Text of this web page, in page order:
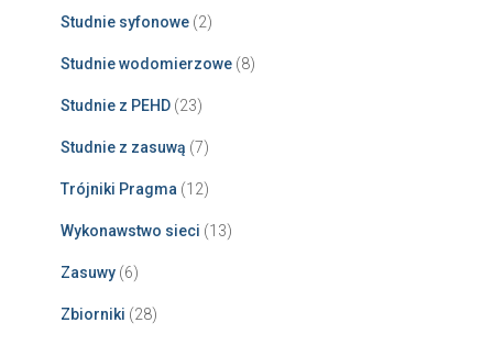
Studnie syfonowe (2)
Studnie wodomierzowe (8)
Studnie z PEHD (23)
Studnie z zasuwą (7)
Trójniki Pragma (12)
Wykonawstwo sieci (13)
Zasuwy (6)
Zbiorniki (28)